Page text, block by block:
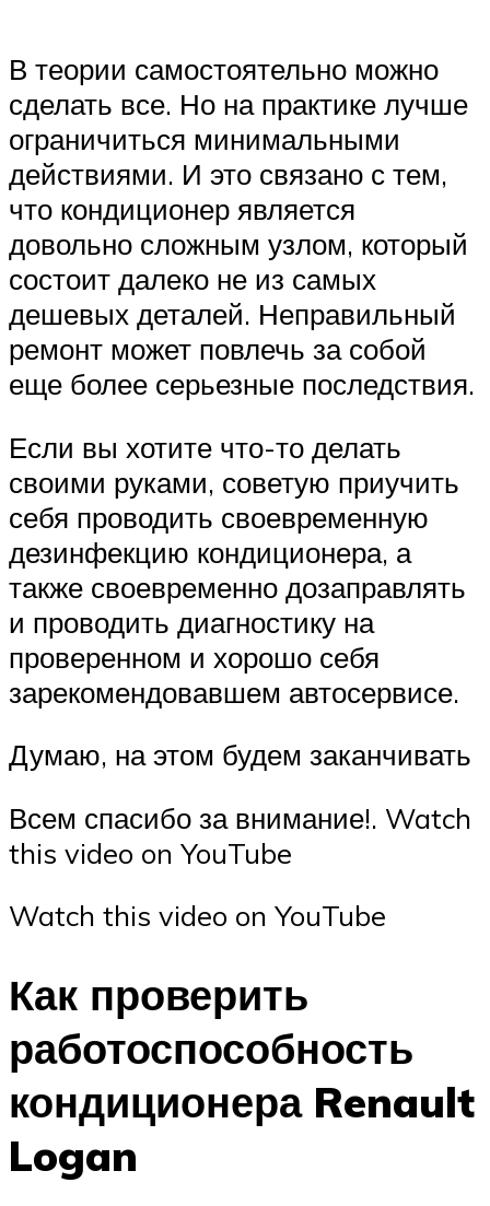
В теории самостоятельно можно
сделать все. Но на практике лучше
ограничиться минимальными
действиями. И это связано с тем,
что кондиционер является
довольно сложным узлом, который
состоит далеко не из самых
дешевых деталей. Неправильный
ремонт может повлечь за собой
еще более серьезные последствия.
Если вы хотите что-то делать
своими руками, советую приучить
себя проводить своевременную
дезинфекцию кондиционера, а
также своевременно дозаправлять
и проводить диагностику на
проверенном и хорошо себя
зарекомендовавшем автосервисе.
Думаю, на этом будем заканчивать
Всем спасибо за внимание!. Watch
this video on YouTube
Watch this video on YouTube
Как проверить
работоспособность
кондиционера Renault
Logan